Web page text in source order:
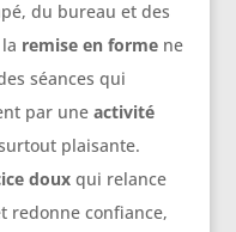
du bureau et des
remise en formene
séances qui
par une activité
plaisante.
douxqui relance
redonne confiance,